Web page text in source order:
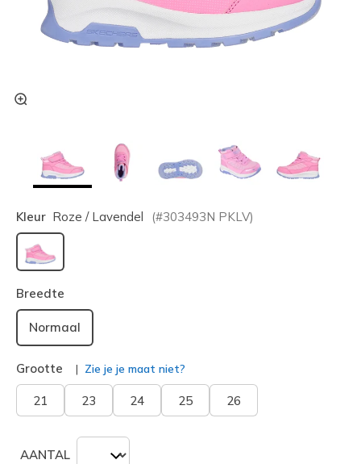
Kleur Roze / Lavendel (#303493N PKLV)
geselecteerd
Breedte
Normaal
Grootte Zie je je maat niet?
21 23 24 25 26
AANTAL